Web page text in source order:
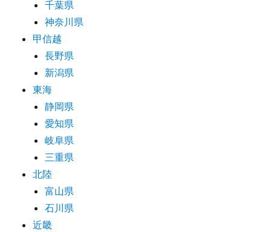
千葉県
神奈川県
甲信越
長野県
新潟県
東海
静岡県
愛知県
岐阜県
三重県
北陸
富山県
石川県
近畿